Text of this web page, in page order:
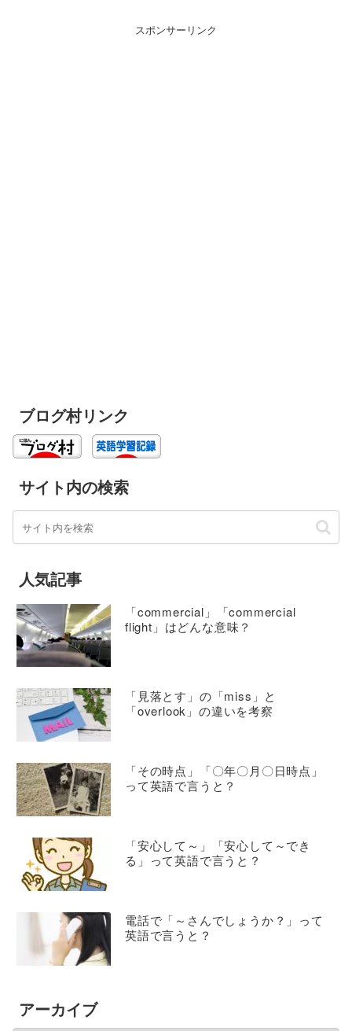
スポンサーリンク
ブログ村リンク
サイト内の検索
人気記事
「commercial」「commercial
flight」はどんな意味？
「見落とす」の「miss」と
「overlook」の違いを考察
「その時点」「〇年〇月〇日時点」
って英語で言うと？
「安心して～」「安心して～でき
る」って英語で言うと？
電話で「～さんでしょうか？」って
英語で言うと？
アーカイブ